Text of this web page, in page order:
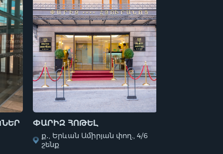
ՓԱՐԻԶ ՀՈԹԵԼ
ք․, Երևան Ամիրյան փող., 4/6
շենք